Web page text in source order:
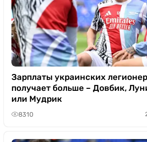
Зарплаты украинских
получает больше – Довбик,
или Мудрик
8310